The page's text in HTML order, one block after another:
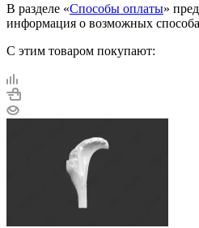
В разделе «Способы оплаты»
информация о возможных
С этим товаром покупают: